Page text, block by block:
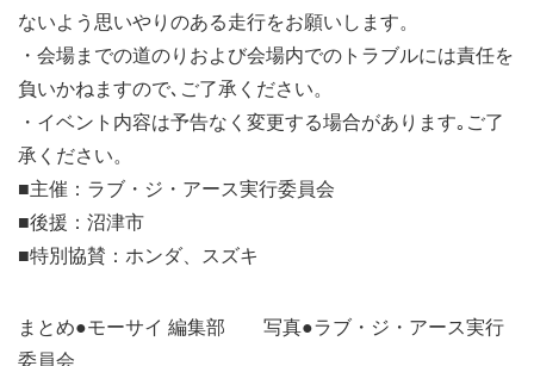
ないよう思いやりのある走行をお願いします。
・会場までの道のりおよび会場内でのトラブルには責任を
負いかねますので､ご了承ください。
・イベント内容は予告なく変更する場合があります｡ご了
承ください。
■主催：ラブ・ジ・アース実行委員会
■後援：沼津市
■特別協賛：ホンダ、スズキ
まとめ●モーサイ 編集部 写真●ラブ・ジ・アース実行
委員会